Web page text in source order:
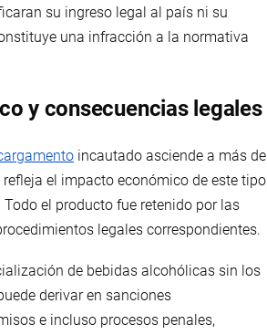
su ingreso legal al país ni su
una infracción a la normativa
y consecuencias legales
incautado asciende a más de
el impacto económico de este tipo
el producto fue retenido por las
legales correspondientes.
de bebidas alcohólicas sin los
derivar en sanciones
e incluso procesos penales,